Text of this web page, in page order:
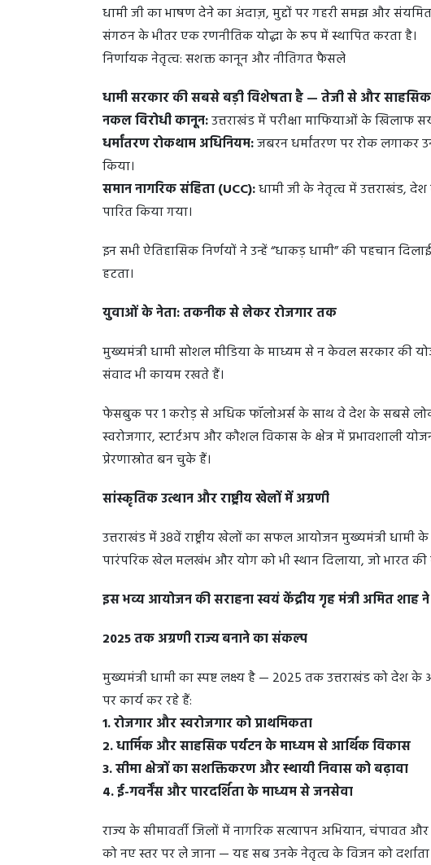
धामी जी का भाषण देने का अंदाज़, मुद्दों पर गहरी समझ और
संगठन के भीतर एक रणनीतिक योद्धा के रूप में स्थापित करता है।
निर्णायक नेतृत्व: सशक्त कानून और नीतिगत फैसले
धामी सरकार की सबसे बड़ी विशेषता है — तेजी से और
नकल विरोधी कानून:उत्तराखंड में परीक्षा माफियाओं के खिलाफ
धर्मांतरण रोकथाम अधिनियम:जबरन धर्मांतरण पर रोक लगाकर
किया।
समान नागरिक संहिता (UCC):धामी जी के नेतृत्व में उत्तराखंड,
पारित किया गया।
इन सभी ऐतिहासिक निर्णयों ने उन्हें “धाकड़ धामी” की पहचान
हटता।
युवाओं के नेता: तकनीक से लेकर रोजगार तक
मुख्यमंत्री धामी सोशल मीडिया के माध्यम से न केवल सरकार
संवाद भी कायम रखते हैं।
फेसबुक पर 1 करोड़ से अधिक फॉलोअर्स के साथ वे देश के सबसे
स्वरोजगार, स्टार्टअप और कौशल विकास के क्षेत्र में प्रभावशाली
प्रेरणास्रोत बन चुके हैं।
सांस्कृतिक उत्थान और राष्ट्रीय खेलों में अग्रणी
उत्तराखंड में 38वें राष्ट्रीय खेलों का सफल आयोजन मुख्यमंत्री
पारंपरिक खेल मलखंभ और योग को भी स्थान दिलाया, जो भारत
इस भव्य आयोजन की सराहना स्वयं केंद्रीय गृह मंत्री अमित
2025 तक अग्रणी राज्य बनाने का संकल्प
मुख्यमंत्री धामी का स्पष्ट लक्ष्य है — 2025 तक उत्तराखंड को देश के
पर कार्य कर रहे हैं:
1. रोजगार और स्वरोजगार को प्राथमिकता
2. धार्मिक और साहसिक पर्यटन के माध्यम से आर्थिक विकास
3. सीमा क्षेत्रों का सशक्तिकरण और स्थायी निवास को बढ़ावा
4. ई-गवर्नेंस और पारदर्शिता के माध्यम से जनसेवा
राज्य के सीमावर्ती जिलों में नागरिक सत्यापन अभियान, चंपावत और
को नए स्तर पर ले जाना — यह सब उनके नेतृत्व के विजन को दर्शाता